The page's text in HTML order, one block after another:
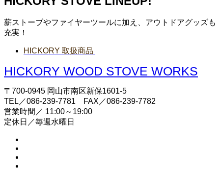
薪ストーブやファイヤーツールに加え、アウトドアグッズも
充実！
HICKORY 取扱商品
HICKORY WOOD STOVE WORKS
〒700-0945 岡山市南区新保1601-5
TEL／086-239-7781 FAX／086-239-7782
営業時間／ 11:00～19:00
定休日／毎週水曜日